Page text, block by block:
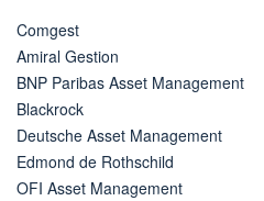
Comgest
Amiral Gestion
BNP Paribas Asset Management
Blackrock
Deutsche Asset Management
Edmond de Rothschild
OFI Asset Management